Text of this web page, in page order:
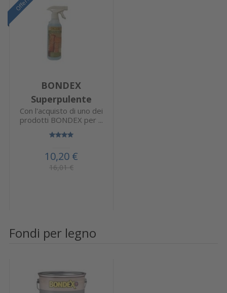
BONDEX
Superpulente
Con l'acquisto di uno dei
prodotti BONDEX per ...
10,20 €
16,01 €
Fondi per legno